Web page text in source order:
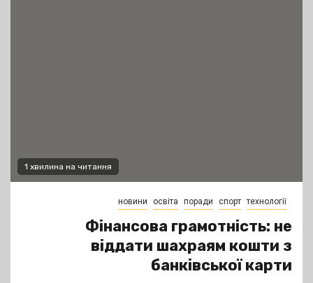
1 хвилина на читання
новини освіта поради спорт технології
Фінансова грамотність: не
віддати шахраям кошти з
банківської карти